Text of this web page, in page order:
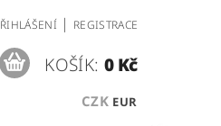
| REGISTRACE
CZK EUR
KOŠÍK: 0 Kč